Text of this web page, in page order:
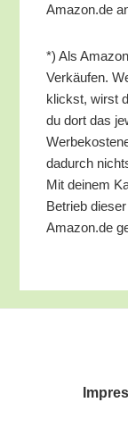
Amazon.de
*) Als
Ver­käu­fen.
klickst, wirst
du dort das
dadurch
Mit dei­nem
Betrieb
Amazon.de